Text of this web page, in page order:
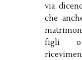
via
che
figli o